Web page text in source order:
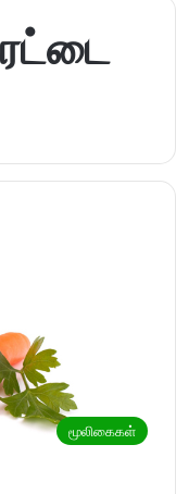
மூலிகைகள்